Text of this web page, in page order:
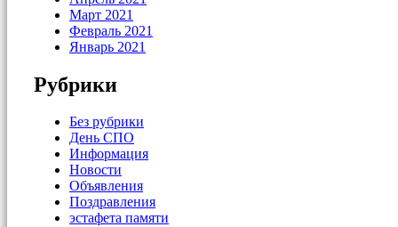
Март 2021
Февраль 2021
Январь 2021
Рубрики
Без рубрики
День СПО
Информация
Новости
Объявления
Поздравления
эстафета памяти